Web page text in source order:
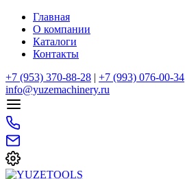
Главная
О компании
Каталоги
Контакты
+7 (953) 370-88-28 | +7 (993) 076-00-34
info@yuzemachinery.ru